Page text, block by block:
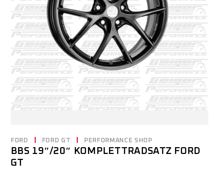
FORD FORD GT PERFORMANCE SHOP
BBS 19″/20″ KOMPLETTRADSATZ FORD
GT